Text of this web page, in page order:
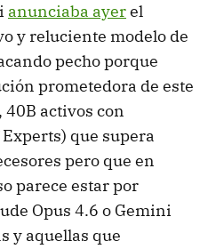
anunciaba ayerel
y reluciente modelo de
pecho porque
prometedora de este
activos con
que supera
pero que en
parece estar por
Opus 4.6 o Gemini
y aquellas que